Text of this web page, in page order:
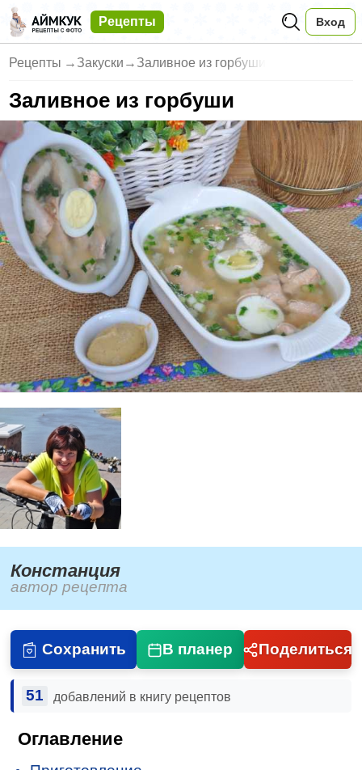
Рецепты Вход
Рецепты → Закуски → Заливное из горбуши
Заливное из горбуши
Констанция
автор рецепта
Сохранить В планер Поделиться
51 добавлений в книгу рецептов
Оглавление